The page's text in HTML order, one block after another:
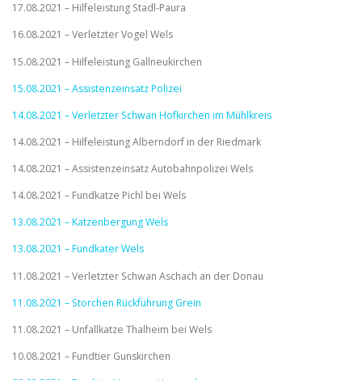
17.08.2021 – Hilfeleistung Stadl-Paura
16.08.2021 – Verletzter Vogel Wels
15.08.2021 – Hilfeleistung Gallneukirchen
15.08.2021 – Assistenzeinsatz Polizei
14.08.2021 – Verletzter Schwan Hofkirchen im Mühlkreis
14.08.2021 – Hilfeleistung Alberndorf in der Riedmark
14.08.2021 – Assistenzeinsatz Autobahnpolizei Wels
14.08.2021 – Fundkatze Pichl bei Wels
13.08.2021 – Katzenbergung Wels
13.08.2021 – Fundkater Wels
11.08.2021 – Verletzter Schwan Aschach an der Donau
11.08.2021 – Storchen Rückführung Grein
11.08.2021 – Unfallkatze Thalheim bei Wels
10.08.2021 – Fundtier Gunskirchen